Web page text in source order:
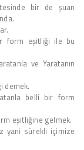
bir de şuan
form eşitliği ile bu
ve Yaratanın
demek.
belli bir form
eşitliğine gelmek.
yani sürekli içimize